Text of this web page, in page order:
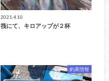
2021.4.10
筏にて、キロアップが２杯
釣果情報